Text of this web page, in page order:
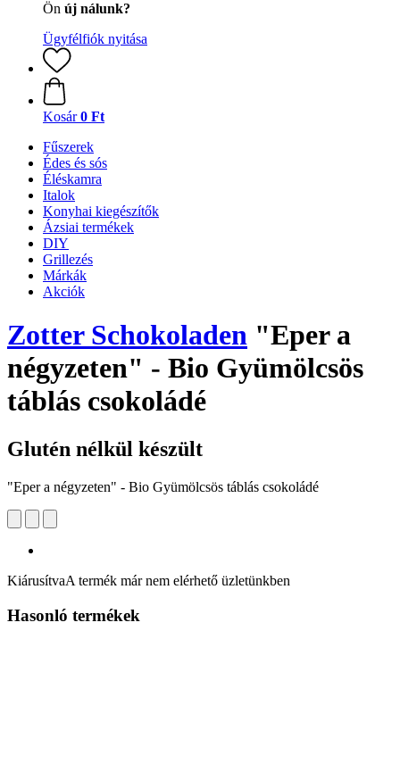
Ön új nálunk?
Ügyfélfiók nyitása
Kosár 0 Ft
Fűszerek
Édes és sós
Éléskamra
Italok
Konyhai kiegészítők
Ázsiai termékek
DIY
Grillezés
Márkák
Akciók
Zotter Schokoladen "Eper a
négyzeten" - Bio Gyümölcsös
táblás csokoládé
Glutén nélkül készült
"Eper a négyzeten" - Bio Gyümölcsös táblás csokoládé
KiárusítvaA termék már nem elérhető üzletünkben
Hasonló termékek